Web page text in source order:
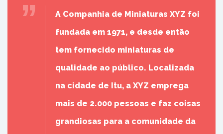
A Companhia de Miniaturas XYZ foi
fundada em 1971, e desde então
tem fornecido miniaturas de
qualidade ao público. Localizada
na cidade de Itu, a XYZ emprega
mais de 2.000 pessoas e faz coisas
grandiosas para a comunidade da